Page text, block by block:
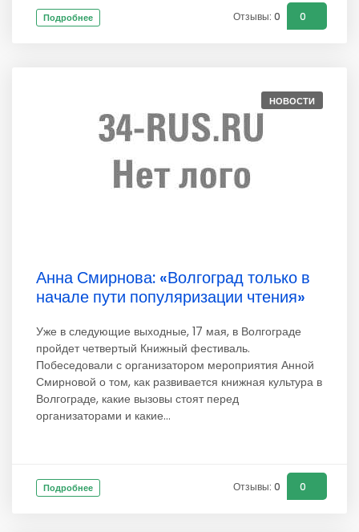
Подробнее Отзывы: 0 0
НОВОСТИ
Анна Смирнова: «Волгоград только в
начале пути популяризации чтения»
Уже в следующие выходные, 17 мая, в Волгограде
пройдет четвертый Книжный фестиваль.
Побеседовали с организатором мероприятия Анной
Смирновой о том, как развивается книжная культура в
Волгограде, какие вызовы стоят перед
организаторами и какие...
Подробнее Отзывы: 0 0